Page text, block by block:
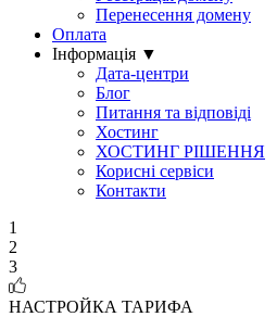
Перенесення домену
Оплата
Інформація ▼
Дата-центри
Блог
Питання та відповіді
Хостинг
ХОСТИНГ РІШЕННЯ
Корисні сервіси
Контакти
1
2
3
НАСТРОЙКА ТАРИФА